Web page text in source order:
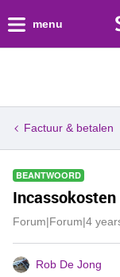
menu
Factuur & betalen
BEANTWOORD
Forum|Forum|4
Rob De Jong